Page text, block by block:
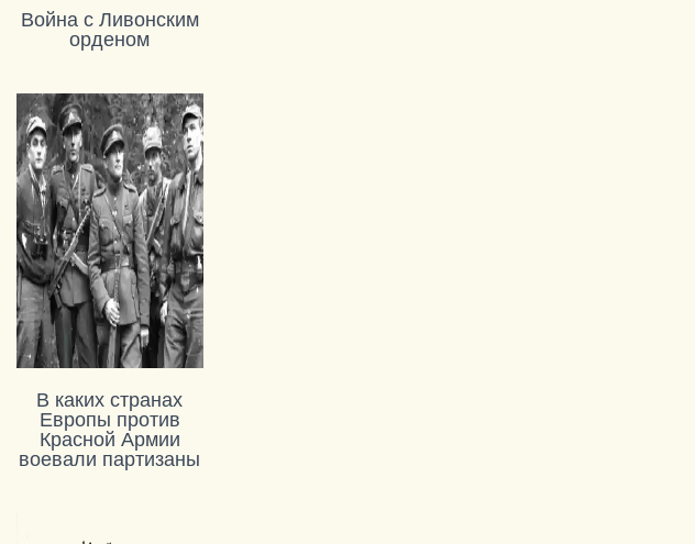
Война с Ливонским
орденом
В каких странах
Европы против
Красной Армии
воевали партизаны